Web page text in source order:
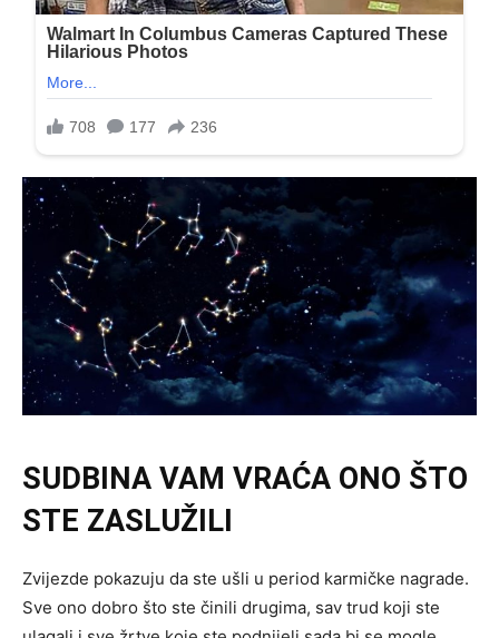
SUDBINA VAM VRAĆA ONO ŠTO
STE ZASLUŽILI
Zvijezde pokazuju da ste ušli u period karmičke nagrade.
Sve ono dobro što ste činili drugima, sav trud koji ste